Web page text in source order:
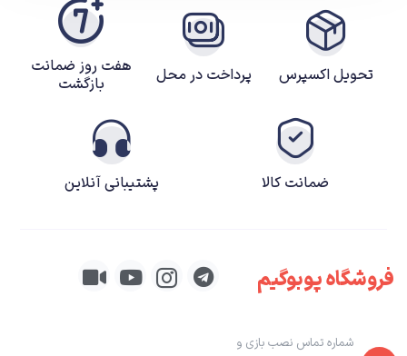
تحویل اکسپرس پرداخت در محل
هفت روز ضمانت
بازگشت
ضمانت کالا پشتیبانی آنلاین
فروشگاه پوبوگیم
شماره تماس نصب بازی و